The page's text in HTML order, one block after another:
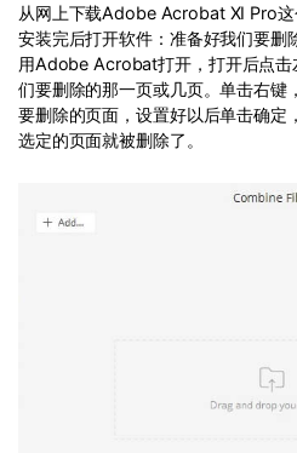
从网上下载Adobe Acrobat XI Pro这
安装完后打开软件：准备好我们要删
用Adobe Acrobat打开，打开后点击
们要删除的那一页或几页。单击右键
要删除的页面，设置好以后单击确定
选定的页面就被删除了。